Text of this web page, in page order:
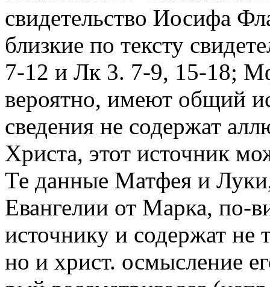
свидетельство Иосифа
близкие по тексту
7-12 и Лк 3. 7-9, 15-18;
вероятно, имеют общий
сведения не содержат
Христа, этот источник
Те данные Матфея и
Евангелии от Марка, по-
источнику и содержат не
но и христ. осмысление